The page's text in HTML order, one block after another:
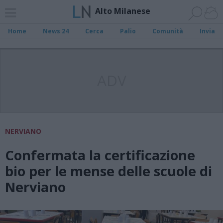
Alto Milanese
Home News 24 Cerca Palio Comunità Invia
NERVIANO
Confermata la certificazione
bio per le mense delle scuole di
Nerviano